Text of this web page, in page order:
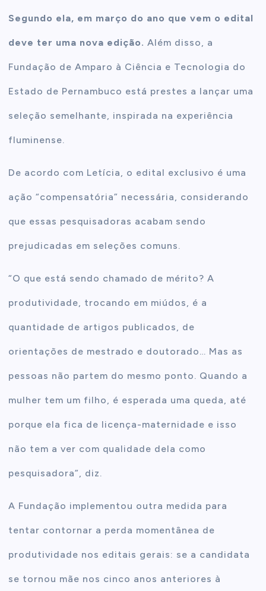
Segundo ela, em março do ano que vem o edital
deve ter uma nova edição. Além disso, a
Fundação de Amparo à Ciência e Tecnologia do
Estado de Pernambuco está prestes a lançar uma
seleção semelhante, inspirada na experiência
fluminense.
De acordo com Letícia, o edital exclusivo é uma
ação “compensatória” necessária, considerando
que essas pesquisadoras acabam sendo
prejudicadas em seleções comuns.
“O que está sendo chamado de mérito? A
produtividade, trocando em miúdos, é a
quantidade de artigos publicados, de
orientações de mestrado e doutorado… Mas as
pessoas não partem do mesmo ponto. Quando a
mulher tem um filho, é esperada uma queda, até
porque ela fica de licença-maternidade e isso
não tem a ver com qualidade dela como
pesquisadora”, diz.
A Fundação implementou outra medida para
tentar contornar a perda momentânea de
produtividade nos editais gerais: se a candidata
se tornou mãe nos cinco anos anteriores à